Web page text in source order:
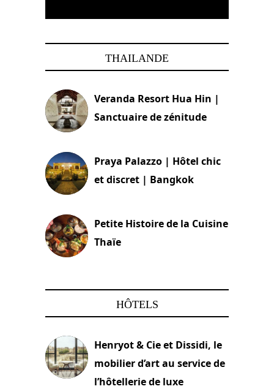
THAILANDE
Veranda Resort Hua Hin |
Sanctuaire de zénitude
Praya Palazzo | Hôtel chic
et discret | Bangkok
Petite Histoire de la Cuisine
Thaïe
HÔTELS
Henryot & Cie et Dissidi, le
mobilier d’art au service de
l’hôtellerie de luxe